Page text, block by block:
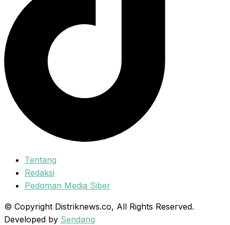
Tentang
Redaksi
Pedoman Media Siber
© Copyright Distriknews.co, All Rights Reserved.
Developed by Sendang